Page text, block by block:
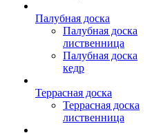
Палубная доска
Палубная доска
лиственница
Палубная доска
кедр
Террасная доска
Террасная доска
лиственница